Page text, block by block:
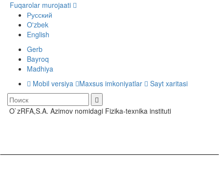
Fuqarolar murojaati
Русский
O'zbek
English
Gerb
Bayroq
Madhiya
Mobil versiya
Maxsus imkoniyatlar Sayt xaritasi
O`zRFA,S.A. Azimov nomidagi Fizika-texnika instituti